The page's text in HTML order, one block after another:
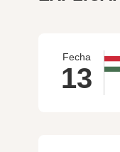
Fecha
13